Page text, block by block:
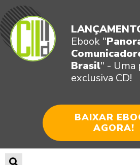
Ebook "
Brasil" - Uma
exclusiva CD!
BAIXAR
AGORA!